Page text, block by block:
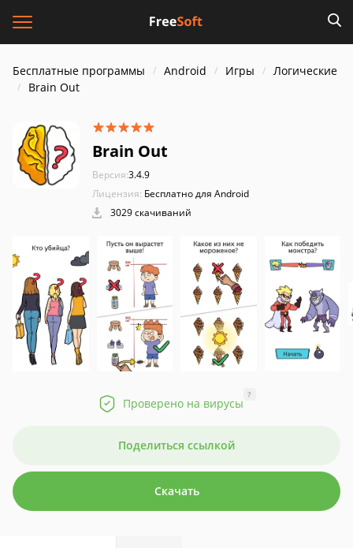
Бесплатные программы Android Игры
Логические
Brain Out
Brain Out
Версия:3.4.9
Лицензия: Бесплатно для Android
3029 скачиваний
Проверено на вирусы
?
Поделиться ссылкой
Скачать